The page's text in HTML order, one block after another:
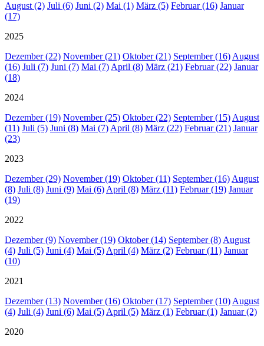
August (2) Juli (6) Juni (2) Mai (1) März (5) Februar (16) Januar
(17)
2025
Dezember (22) November (21) Oktober (21) September (16)August
(16) Juli (7) Juni (7) Mai (7)April (8) März (21) Februar (22) Januar
(18)
2024
Dezember (19) November (25) Oktober (22) September (15)August
(11) Juli (5) Juni (8) Mai (7)April (8) März (22) Februar (21) Januar
(23)
2023
Dezember (29) November (19) Oktober (11) September (16)August
(8) Juli (8) Juni (9) Mai (6)April (8) März (11) Februar (19) Januar
(19)
2022
Dezember (9) November (19) Oktober (14) September (8)August
(4) Juli (5) Juni (4) Mai (5)April (4) März (2) Februar (11) Januar
(10)
2021
Dezember (13) November (16) Oktober (17) September (10)August
(4) Juli (4) Juni (6) Mai (5)April (5) März (1) Februar (1) Januar (2)
2020